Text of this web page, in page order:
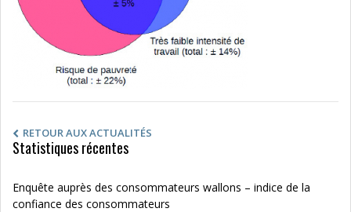
RETOUR AUX ACTUALITÉS
Statistiques récentes
Enquête auprès des consommateurs wallons – indice de la
confiance des consommateurs